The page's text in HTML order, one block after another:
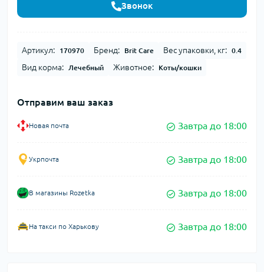
Звонок
Артикул: 170970 Бренд: Brit Care Вес упаковки, кг: 0.4
Вид корма: Лечебный Животное: Коты/кошки
Отправим ваш заказ
Новая почта Завтра до 18:00
Укрпочта Завтра до 18:00
В магазины Rozetka Завтра до 18:00
На такси по Харькову Завтра до 18:00